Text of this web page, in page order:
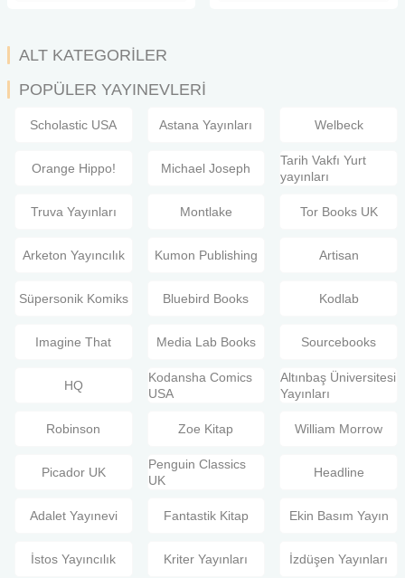
ALT KATEGORİLER
POPÜLER YAYINEVLERİ
Scholastic USA Astana Yayınları Welbeck
Orange Hippo! Michael Joseph
Tarih Vakfı Yurt
yayınları
Truva Yayınları Montlake Tor Books UK
Arketon Yayıncılık Kumon Publishing Artisan
Süpersonik Komiks Bluebird Books Kodlab
Imagine That Media Lab Books Sourcebooks
HQ
Kodansha Comics
USA
Altınbaş Üniversitesi
Yayınları
Robinson Zoe Kitap William Morrow
Picador UK
Penguin Classics
UK
Headline
Adalet Yayınevi Fantastik Kitap Ekin Basım Yayın
İstos Yayıncılık Kriter Yayınları İzdüşen Yayınları